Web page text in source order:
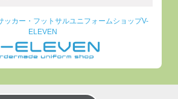
ッカー・フットサルユニフォームショップV-
ELEVEN